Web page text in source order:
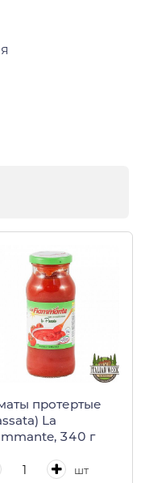
протертые
La
340 г
шт